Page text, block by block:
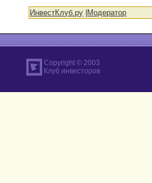
ИнвестКлуб.ру Модератор
Copyright © 2003
Клуб инвесторов